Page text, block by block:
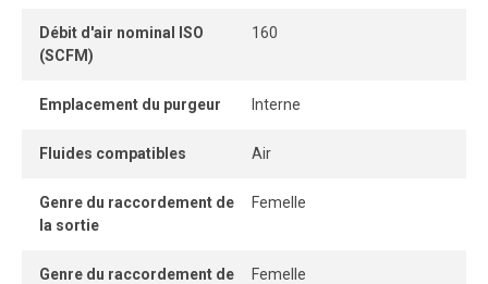
performance des étapes de filtration suivantes. Il
contribue également à prévenir l’usure prématurée du
Débit d'air nominal ISO
(SCFM)
160
Emplacement du purgeur Interne
Fluides compatibles Air
Genre du raccordement de
la sortie
Femelle
Genre du raccordement de
Femelle